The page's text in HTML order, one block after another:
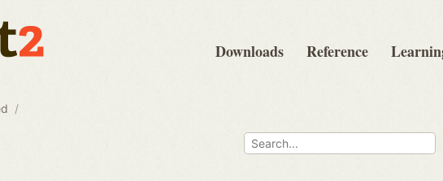
Downloads Reference